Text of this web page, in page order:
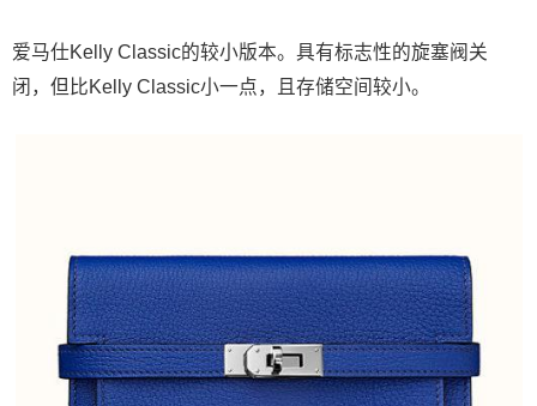
爱马仕Kelly Classic的较小版本。具有标志性的旋塞阀关
闭，但比Kelly Classic小一点，且存储空间较小。